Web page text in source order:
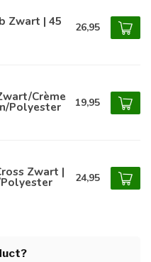
Zwart | 45 26,95
Crème
Polyester 19,95
Zwart | 24,95